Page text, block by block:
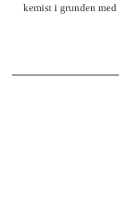
kemist i grunden med